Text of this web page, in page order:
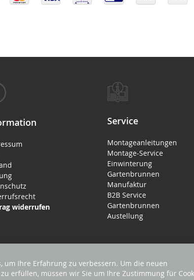
widerrufen
Service
Montageanleitungen
Montage-Service
Einwinterung
Gartenbrunnen
Manufaktur
B2B Service
Gartenbrunnen
Austellung
um Ihre Erfahrung zu verbessern. Um die neuen
erfüllen, müssen wir Sie um Ihre Zustimmung für